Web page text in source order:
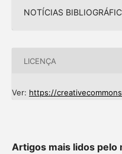
NOTÍCIAS
LICENÇA
Ver: https://
Artigos mais lidos